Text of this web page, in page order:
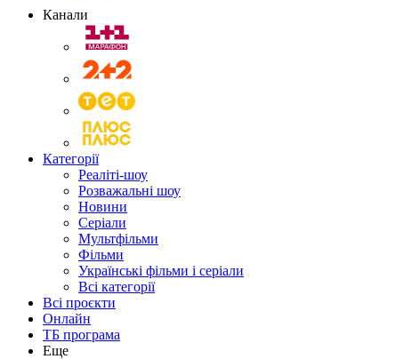
Канали
Категорії
Реаліті-шоу
Розважальні шоу
Новини
Серіали
Мультфільми
Фільми
Українські фільми і серіали
Всі категорії
Всі проєкти
Онлайн
ТБ програма
Еще